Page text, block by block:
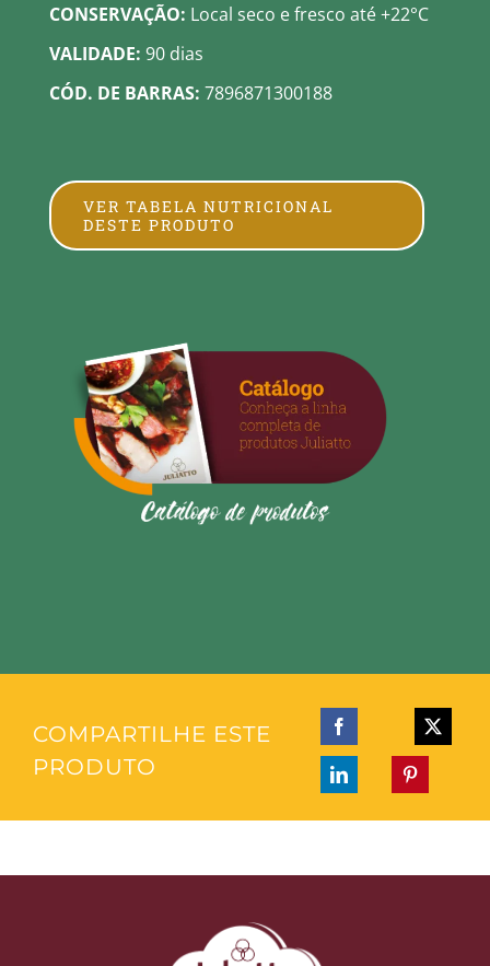
CONSERVAÇÃO: Local seco e fresco até +22°C
VALIDADE: 90 dias
CÓD. DE BARRAS: 7896871300188
VER TABELA NUTRICIONAL
DESTE PRODUTO
COMPARTILHE ESTE
PRODUTO